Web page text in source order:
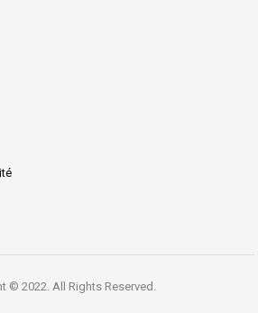
© 2022. All Rights Reserved.